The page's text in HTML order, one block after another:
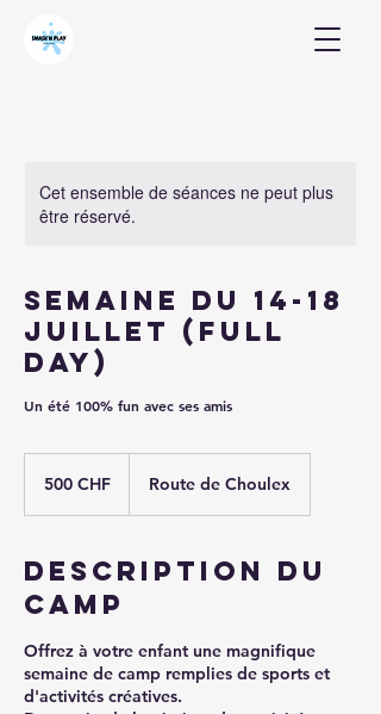
Cet ensemble de séances ne peut plus
être réservé.
Semaine du 14-18
juillet (full
day)
Un été 100% fun avec ses amis
suisses
500 CHF Route de Choulex
Description du
camp
Offrez à votre enfant une magnifique
semaine de camp remplies de sports et
d'activités créatives.